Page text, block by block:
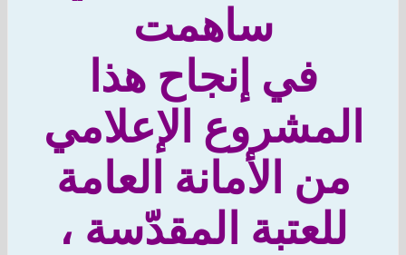
ساهمت
في إنجاح هذا
الإعلامي
من الأمانة العامة
للعتبة المقدّسة ،